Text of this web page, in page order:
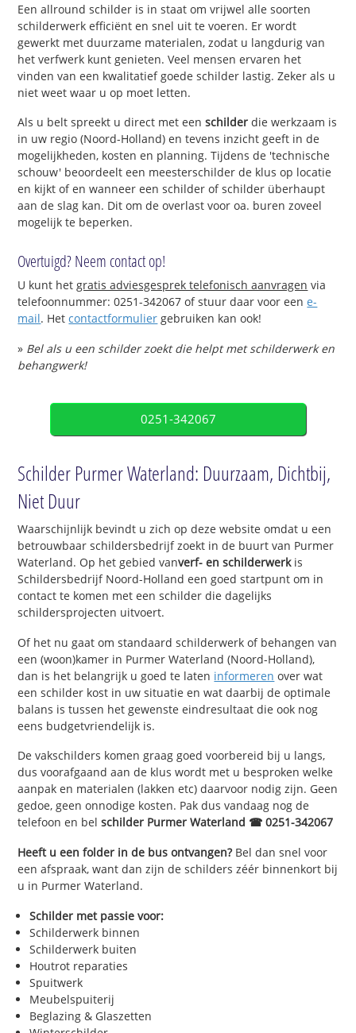
Een allround schilder is in staat om vrijwel alle soorten
schilderwerk efficiënt en snel uit te voeren. Er wordt
gewerkt met duurzame materialen, zodat u langdurig van
het verfwerk kunt genieten. Veel mensen ervaren het
vinden van een kwalitatief goede schilder lastig. Zeker als u
niet weet waar u op moet letten.
Als u belt spreekt u direct met eenschilder die werkzaam is
in uw regio (Noord-Holland) en tevens inzicht geeft in de
mogelijkheden, kosten en planning. Tijdens de 'technische
schouw' beoordeelt een meesterschilder de klus op locatie
en kijkt of en wanneer een schilder of schilder überhaupt
aan de slag kan. Dit om de overlast voor oa. buren zoveel
mogelijk te beperken.
Overtuigd? Neem contact op!
U kunt hetgratis adviesgesprek telefonisch aanvragen via
telefoonnummer: 0251-342067 of stuur daar voor eene-
mail. Hetcontactformulier gebruiken kan ook!
» Bel als u een schilder zoekt die helpt met schilderwerk en
behangwerk!
0251-342067
Schilder Purmer Waterland: Duurzaam, Dichtbij,
Niet Duur
Waarschijnlijk bevindt u zich op deze website omdat u een
betrouwbaar schildersbedrijf zoekt in de buurt van Purmer
Waterland. Op het gebied vanverf- en schilderwerkis
Schildersbedrijf Noord-Holland een goed startpunt om in
contact te komen met een schilder die dagelijks
schildersprojecten uitvoert.
Of het nu gaat om standaard schilderwerk of behangen van
een (woon)kamer in Purmer Waterland (Noord-Holland),
dan is het belangrijk u goed te laten informeren over wat
een schilder kost in uw situatie en wat daarbij de optimale
balans is tussen het gewenste eindresultaat die ook nog
eens budgetvriendelijk is.
De vakschilders komen graag goed voorbereid bij u langs,
dus voorafgaand aan de klus wordt met u besproken welke
aanpak en materialen (lakken etc) daarvoor nodig zijn. Geen
gedoe, geen onnodige kosten. Pak dus vandaag nog de
telefoon en belschilder Purmer Waterland ☎ 0251-342067
Heeft u een folder in de bus ontvangen?Bel dan snel voor
een afspraak, want dan zijn de schilders zéér binnenkort bij
u in Purmer Waterland.
Schilder met passie voor:
Schilderwerk binnen
Schilderwerk buiten
Houtrot reparaties
Spuitwerk
Meubelspuiterij
Beglazing & Glaszetten